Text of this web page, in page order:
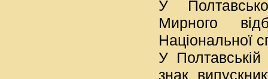
У
Мирного
Національної
У Полтавській
знак